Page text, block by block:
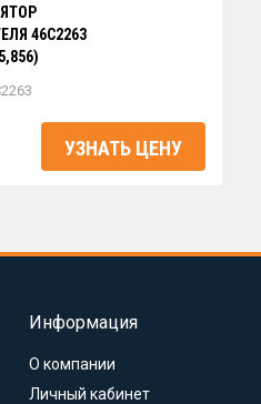
46С2263
УЗНАТЬ ЦЕНУ
Информация
О компании
Личный кабинет